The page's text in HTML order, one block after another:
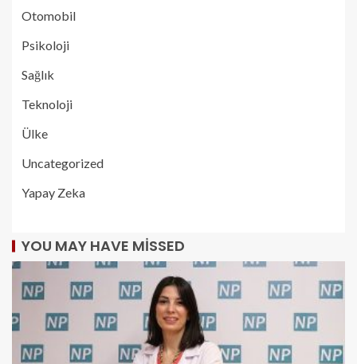
Otomobil
Psikoloji
Sağlık
Teknoloji
Ülke
Uncategorized
Yapay Zeka
YOU MAY HAVE MISSED